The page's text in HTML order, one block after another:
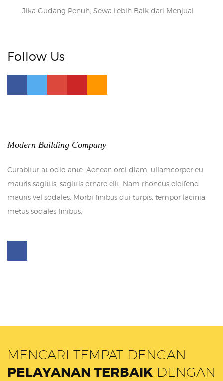
Jika Gudang Penuh, Sewa Lebih Baik dari Menjual
Follow Us
Modern Building Company
Curabitur at odio ante. Aenean orci diam, ullamcorper eu
mauris sagittis, sagittis ornare elit. Nam rhoncus eleifend
mauris vel sodales. Morbi finibus dui turpis, tempor lacinia
metus sodales finibus.
MENCARI TEMPAT DENGAN
PELAYANAN TERBAIK DENGAN